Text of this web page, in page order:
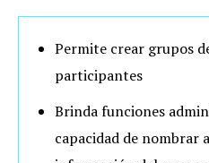
Permite crear grupos
participantes
Brinda funciones
capacidad de nombrar